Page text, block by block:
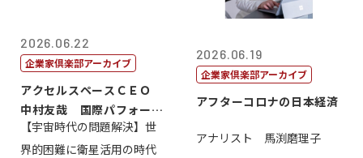
2026.06.22
企業家倶楽部アーカイブ
アクセルスペースＣＥＯ
中村友哉 国際パフォーマ
ンス研究所代...
【宇宙時代の問題解決】世
界的困難に衛星活用の時代
2026.06.19
企業家倶楽部アーカイブ
アフターコロナの日本経済
アナリスト 馬渕磨理子